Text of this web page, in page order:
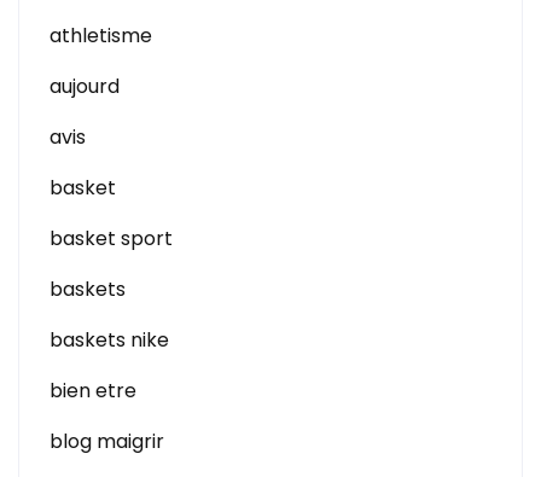
athletisme
aujourd
avis
basket
basket sport
baskets
baskets nike
bien etre
blog maigrir